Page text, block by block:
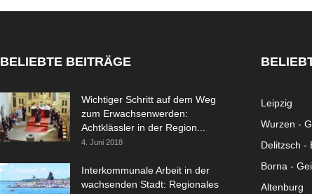
BELIEBTE BEITRÄGE
Wichtiger Schritt auf dem Weg
zum Erwachsenwerden:
Achtklässler in der Region...
4. Juni 2018
Interkommunale Arbeit in der
wachsenden Stadt: Regionales
Leipzig
Wurzen -
Delitzsch -
Borna -
Altenburg